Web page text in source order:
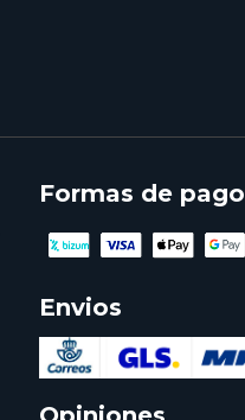
Formas de pago
Envios